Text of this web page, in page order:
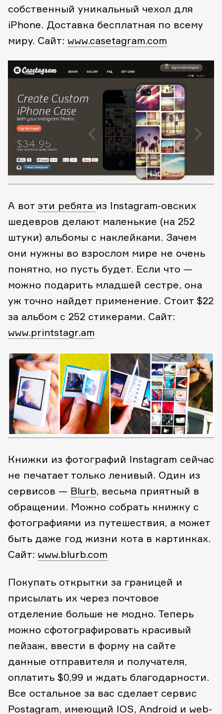
собственный уникальный чехол для
iPhone. Доставка бесплатная по всему
миру. Сайт: www.casetagram.com
А вот эти ребята из Instagram-овских
шедевров делают маленькие (на 252
штуки) альбомы с наклейками. Зачем
они нужны во взрослом мире не очень
понятно, но пусть будет. Если что —
можно подарить младшей сестре, она
уж точно найдет применение. Стоит $22
за альбом с 252 стикерами. Сайт:
www.printstagr.am
Книжки из фотографий Instagram сейчас
не печатает только ленивый. Один из
сервисов — Blurb, весьма приятный в
обращении. Можно собрать книжку с
фотографиями из путешествия, а может
быть даже год жизни кота в картинках.
Сайт: www.blurb.com
Покупать открытки за границей и
присылать их через почтовое
отделение больше не модно. Теперь
можно сфотографировать красивый
пейзаж, ввести в форму на сайте
данные отправителя и получателя,
оплатить $0,99 и ждать благодарности.
Все остальное за вас сделает сервис
Postagram, имеющий IOS, Android и web-